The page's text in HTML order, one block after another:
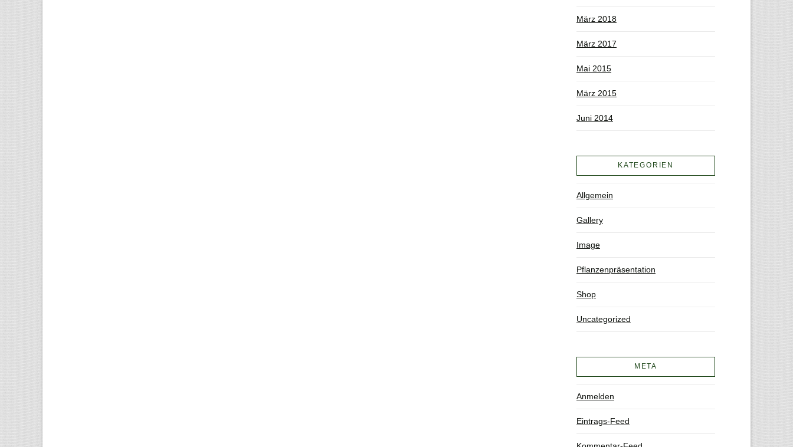
März 2018
März 2017
Mai 2015
März 2015
Juni 2014
KATEGORIEN
Allgemein
Gallery
Image
Pflanzenpräsentation
Shop
Uncategorized
META
Anmelden
Eintrags-Feed